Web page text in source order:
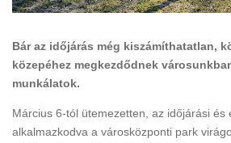
Bár az időjárás még kiszámíthatatlan,
közepéhez megkezdődnek
munkálatok.
Március 6-tól ütemezetten, az időjárási és
alkalmazkodva a városközponti park